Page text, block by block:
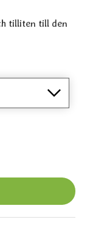
tilliten till den